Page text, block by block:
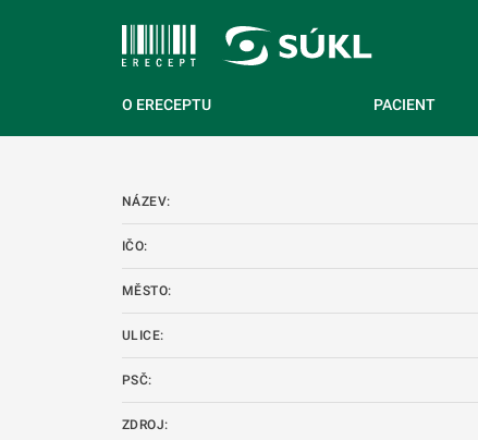
O ERECEPTU PACIENT
NÁZEV:
IČO:
MĚSTO:
ULICE:
PSČ:
ZDROJ: